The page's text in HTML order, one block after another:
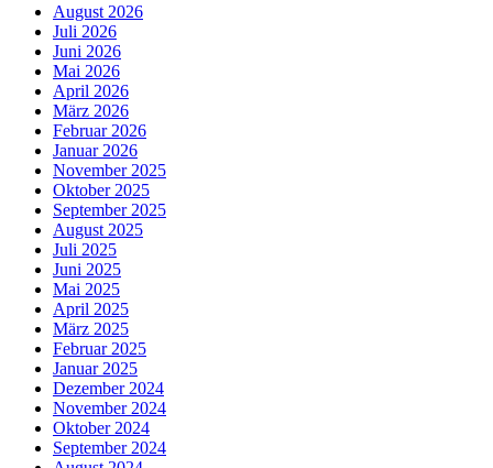
August 2026
Juli 2026
Juni 2026
Mai 2026
April 2026
März 2026
Februar 2026
Januar 2026
November 2025
Oktober 2025
September 2025
August 2025
Juli 2025
Juni 2025
Mai 2025
April 2025
März 2025
Februar 2025
Januar 2025
Dezember 2024
November 2024
Oktober 2024
September 2024